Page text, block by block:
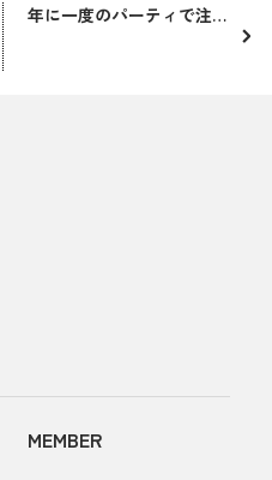
年に一度のパーティで注目のイベントとは！？
MEMBER